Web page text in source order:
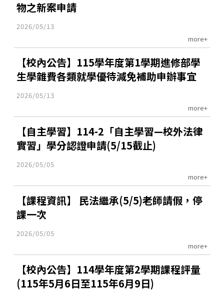
物之新案申請
2026/05/13
more+
【校內公告】115學年度第1學期進修部學
生學雜費各類就學優待減免補助申辦事宜
2026/05/13
more+
【自主學習】114-2「自主學習—校外法律
實習」學分認證申請(5/15截止)
2026/05/05
more+
【課程資訊】 民法繼承(5/5)老師請假，停
課一次
2026/05/05
more+
【校內公告】114學年度第2學期課程評量
(115年5月6日至115年6月9日)